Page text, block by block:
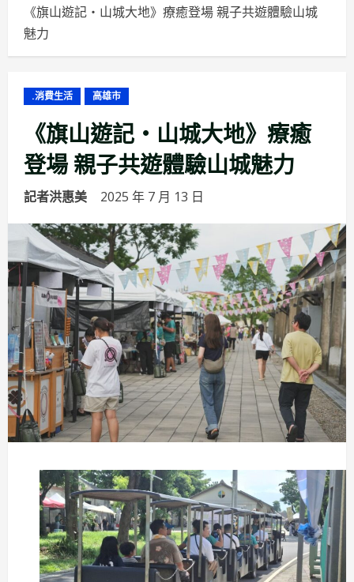
《旗山遊記・山城大地》療癒登場 親子共遊體驗山城
魅力
.消費生活 高雄市
《旗山遊記・山城大地》療癒
登場 親子共遊體驗山城魅力
記者洪惠美 2025 年 7 月 13 日